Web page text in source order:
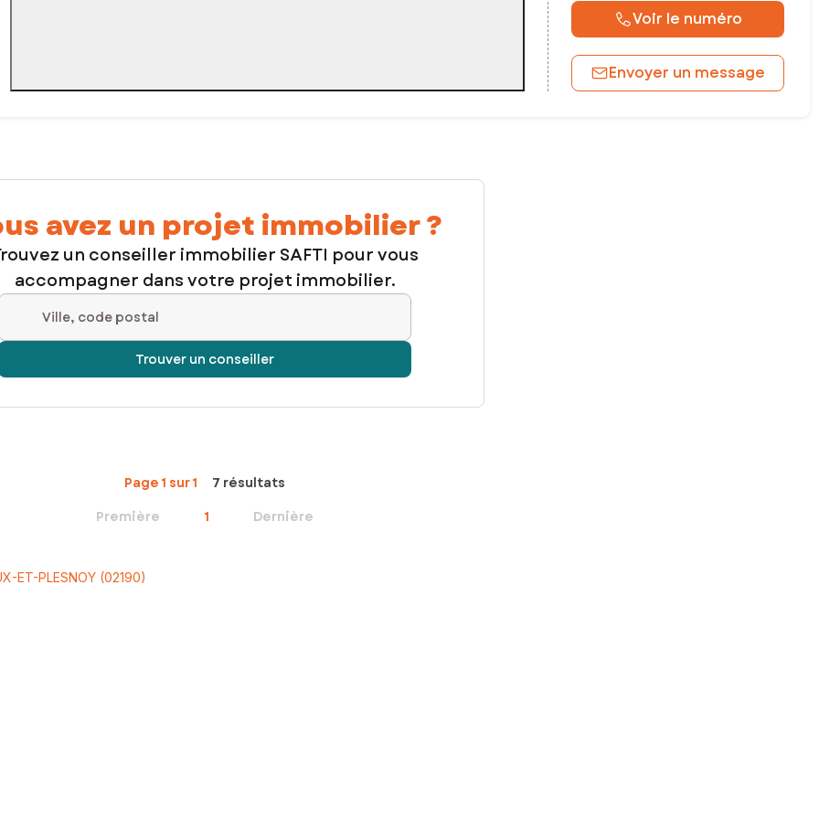
Voir le numéro
Envoyer un message
avez un projet immobilier ?
un conseiller immobilier SAFTI pour vous
accompagner dans votre projet immobilier.
Ville, code postal
Trouver un conseiller
Page 1 sur 1
7 résultats
Première
1 Dernière
ET-PLESNOY (02190)